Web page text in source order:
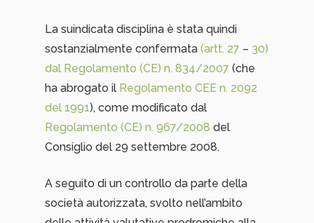
La suindicata disciplina è stata quindi
sostanzialmente confermata (artt. 27 – 30)
dal Regolamento (CE) n. 834/2007 (che
ha abrogato il Regolamento CEE n. 2092
del 1991), come modificato dal
Regolamento (CE) n. 967/2008 del
Consiglio del 29 settembre 2008.
A seguito di un controllo da parte della
società autorizzata, svolto nell’ambito